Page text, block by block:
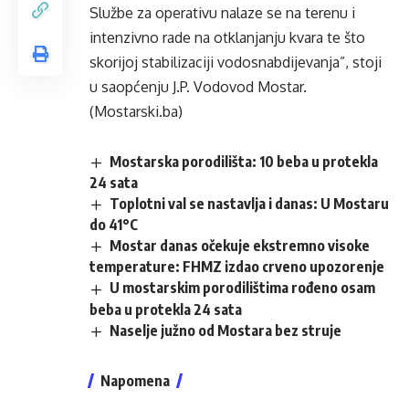
Službe za operativu nalaze se na terenu i
intenzivno rade na otklanjanju kvara te što
skorijoj stabilizaciji vodosnabdijevanja”, stoji
u saopćenju J.P. Vodovod Mostar.
(Mostarski.ba)
Mostarska porodilišta: 10 beba u protekla
24 sata
Toplotni val se nastavlja i danas: U Mostaru
do 41°C
Mostar danas očekuje ekstremno visoke
temperature: FHMZ izdao crveno upozorenje
U mostarskim porodilištima rođeno osam
beba u protekla 24 sata
Naselje južno od Mostara bez struje
Napomena